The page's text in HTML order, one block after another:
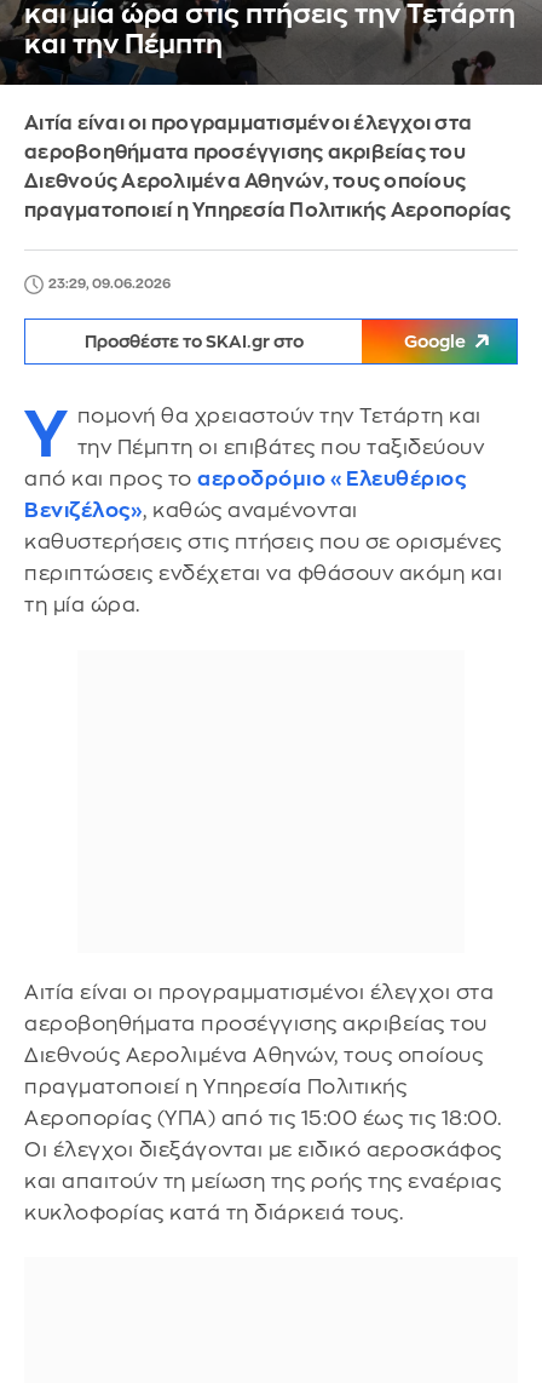
και μία ώρα στις πτήσεις την Τετάρτη
και την Πέμπτη
Αιτία είναι οι προγραμματισμένοι έλεγχοι στα
αεροβοηθήματα προσέγγισης ακριβείας του
Διεθνούς Αερολιμένα Αθηνών, τους οποίους
πραγματοποιεί η Υπηρεσία Πολιτικής Αεροπορίας
23:29, 09.06.2026
Προσθέστε το SKAI.gr στο Google
Υ πομονή θα χρειαστούν την Τετάρτη και
την Πέμπτη οι επιβάτες που ταξιδεύουν
από και προς το αεροδρόμιο «Ελευθέριος
Βενιζέλος», καθώς αναμένονται
καθυστερήσεις στις πτήσεις που σε ορισμένες
περιπτώσεις ενδέχεται να φθάσουν ακόμη και
τη μία ώρα.
Αιτία είναι οι προγραμματισμένοι έλεγχοι στα
αεροβοηθήματα προσέγγισης ακριβείας του
Διεθνούς Αερολιμένα Αθηνών, τους οποίους
πραγματοποιεί η Υπηρεσία Πολιτικής
Αεροπορίας (ΥΠΑ) από τις 15:00 έως τις 18:00.
Οι έλεγχοι διεξάγονται με ειδικό αεροσκάφος
και απαιτούν τη μείωση της ροής της εναέριας
κυκλοφορίας κατά τη διάρκειά τους.